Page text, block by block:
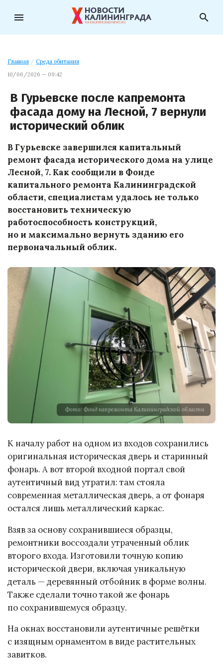
menu search
Главная / Среда обитания
10/06/2026 — 09:42
В Гурьевске после капремонта
фасада дому на Лесной, 7 вернули
исторический облик
В Гурьевске завершился капитальный
ремонт фасада исторического дома на улице
Лесной, 7. Как сообщили в Фонде
капитального ремонта Калининградской
области, специалистам удалось не только
восстановить техническую
работоспособность конструкций,
но и максимально вернуть зданию его
первоначальный облик.
Фото: Фонд капремонта Калининградской области
К началу работ на одном из входов сохранились
оригинальная историческая дверь и старинный
фонарь. А вот второй входной портал свой
аутентичный вид утратил: там стояла
современная металлическая дверь, а от фонаря
остался лишь металлический каркас.
Взяв за основу сохранившиеся образцы,
ремонтники воссоздали утраченный облик
второго входа. Изготовили точную копию
исторической двери, включая уникальную
деталь — деревянный отбойник в форме волны.
Также сделали точно такой же фонарь
по сохранившемуся образцу.
На окнах восстановили аутентичные решётки
с изящным орнаментом в виде растительных
завитков.